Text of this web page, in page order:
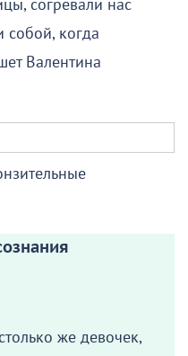
согревали нас
когда
Валентина
же девочек,